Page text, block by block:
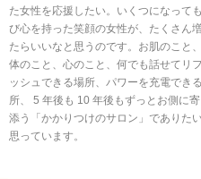
た女性を応援したい。いくつになって
び心を持った笑顔の女性が、たくさん
たらいいなと思うのです。お肌のこと
体のこと、心のこと、何でも話せてリ
ッシュできる場所、パワーを充電でき
所、 5 年後も 10 年後もずっとお側に寄
添う「かかりつけのサロン」でありた
思っています。